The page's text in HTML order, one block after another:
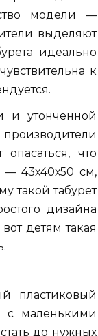
модели —
выделяют
идеально
к
и утонченной
производители
что
— 43х40х50 см,
такой табурет
дизайна
детям такая
пластиковый
с маленькими
до нужных